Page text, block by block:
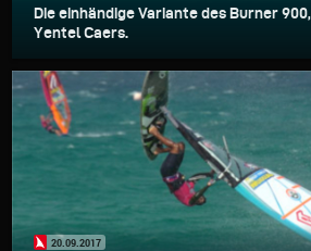
Die einhändige Variante des Burner
Yentel Caers.
20.09.2017